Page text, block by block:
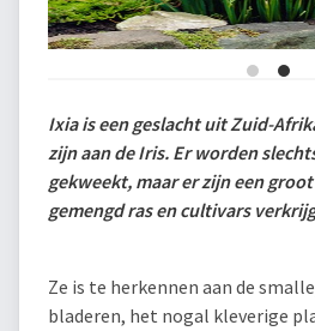
Ixia is een geslacht uit Zuid-
zijn aan de Iris. Er worden
gekweekt, maar er zijn een
gemengd ras en cultivars
Ze is te herkennen aan de
bladeren, het nogal kleverige